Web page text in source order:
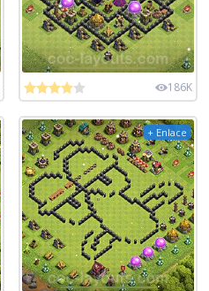
186K
+ Enlace